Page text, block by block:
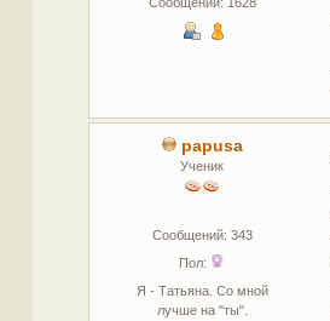
papusa
Ученик
Сообщений: 343
Пол:
Я - Татьяна. Со мной
лучше на "ты".